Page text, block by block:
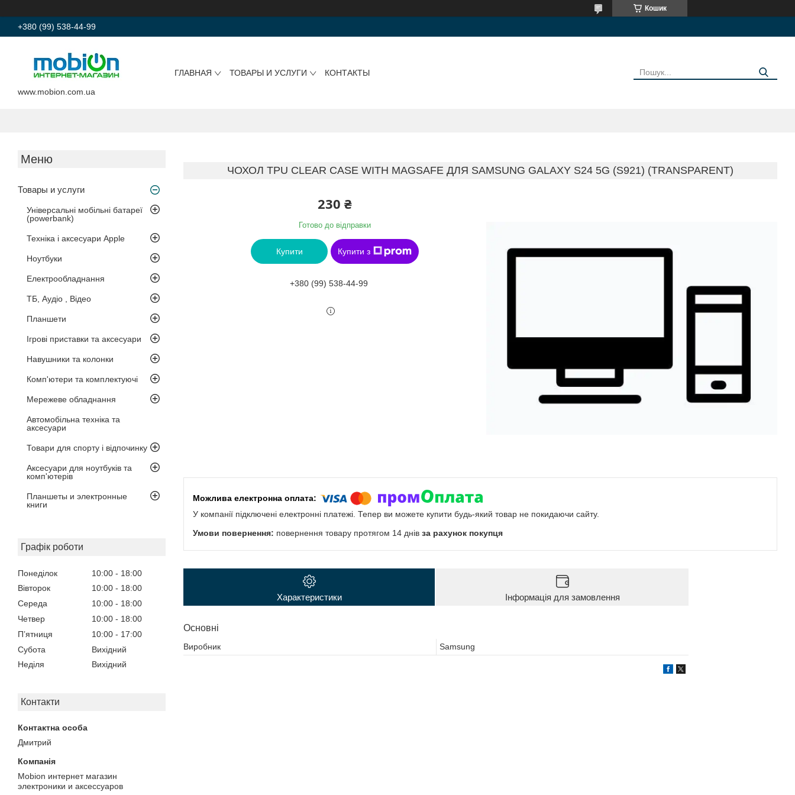
Кошик
+380 (99) 538-44-99
www.mobion.com.ua
ГЛАВНАЯ ТОВАРЫ И УСЛУГИ КОНТАКТЫ
Товары и услуги
Універсальні мобільні батареї
(powerbank)
Техніка і аксесуари Apple
Ноутбуки
Електрообладнання
ТБ, Аудіо , Відео
Планшети
Ігрові приставки та аксесуари
Навушники та колонки
Комп'ютери та комплектуючі
Мережеве обладнання
Автомобільна техніка та
аксесуари
Товари для спорту і відпочинку
Аксесуари для ноутбуків та
комп'ютерів
Планшеты и электронные
книги
Графік роботи
Понеділок 10:00
18:00
Вівторок
10:00
18:00
Середа
10:00
18:00
Четвер
10:00
18:00
Пʼятниця
10:00
17:00
Субота
Вихідний
Неділя
Вихідний
Контакти
Дмитрий
Mobion интернет магазин
электроники и аксессуаров
ЧОХОЛ TPU CLEAR CASE WITH MAGSAFE ДЛЯ SAMSUNG GALAXY S24 5G (S921) (TRANSPARENT)
230 ₴
Готово до відправки
Купити Купити з
+380 (99) 538-44-99
У компанії підключені електронні платежі. Тепер ви можете купити будь-який товар не покидаючи сайту.
повернення товару протягом 14 днів за рахунок покупця
Характеристики Інформація для замовлення
Основні
Виробник Samsung